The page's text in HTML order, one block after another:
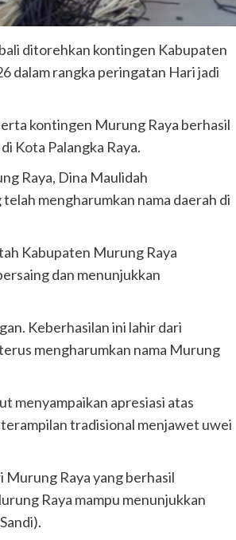
ditorehkan kontingen Kabupaten
dalam rangka peringatan Hari jadi
kontingen Murung Raya berhasil
Kota Palangka Raya.
Raya, Dina Maulidah
mengharumkan nama daerah di
Kabupaten Murung Raya
dan menunjukkan
Keberhasilan ini lahir dari
mengharumkan nama Murung
menyampaikan apresiasi atas
tradisional menjawet uwei
Murung Raya yang berhasil
Raya mampu menunjukkan